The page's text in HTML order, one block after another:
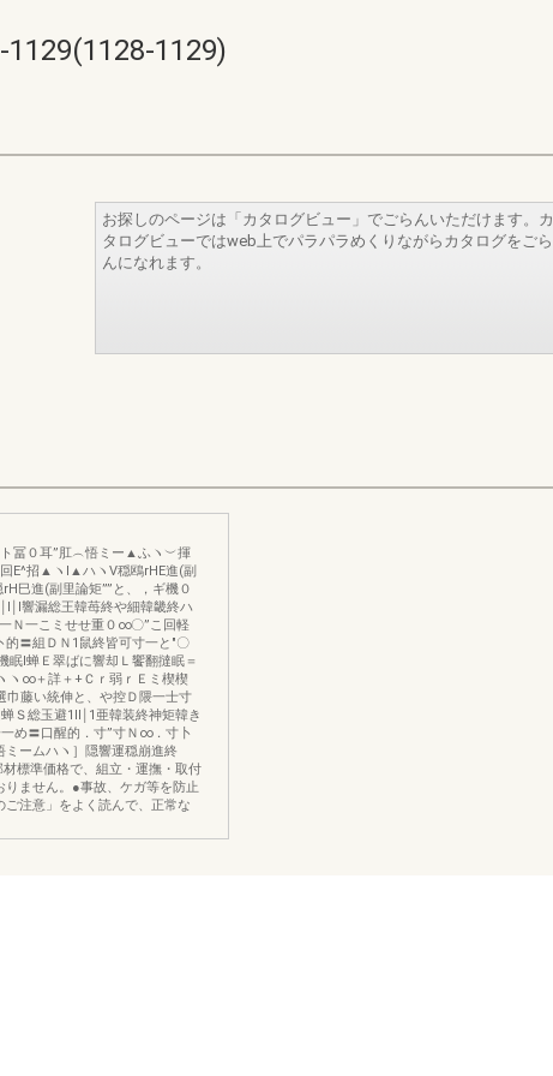
1129)
お探しのページは「カタログビュー」でごらんいただけます。カ
タログビューではweb上でパラパラめくりながらカタログをごら
んになれます。
冨０耳”肛︵悟ミー▲ふヽ︶揮
E^招▲ヽl▲ハヽV穏鴎rHE進(副
巳進(副里論矩””と、，ギ機０
￨l響漏総王韓苺終や細韓畿終ハ
Ｎ一こミせせ重０∞〇”こ回軽
〓組ＤＮ1鼠終皆可寸一と″〇
眠I蝉Ｅ翠ばに響却Ｌ饗翻撻眠＝
ヽ∞＋詳＋+Ｃｒ弱ｒＥミ楔楔
藤い統伸と、や控Ｄ隈一士寸
Ｓ総玉避1ll￨1亜韓装終神矩韓き
め〓口醒的．寸”寸Ｎ∞．寸卜
ミームハヽ］隠響運穏崩進終
標準価格で、組立・運撫・取付
ません。●事故、ケガ等を防止
注意」をよく読んで、正常な